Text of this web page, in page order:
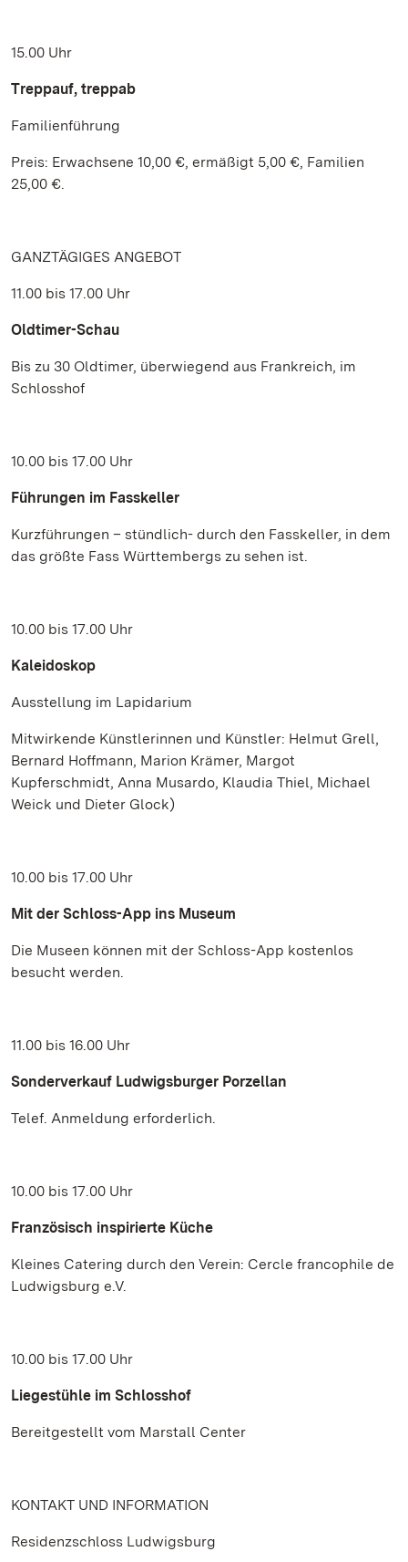
15.00 Uhr
Treppauf, treppab
Familienführung
Preis: Erwachsene 10,00 €, ermäßigt 5,00 €, Familien
25,00 €.
GANZTÄGIGES ANGEBOT
11.00 bis 17.00 Uhr
Oldtimer-Schau
Bis zu 30 Oldtimer, überwiegend aus Frankreich, im
Schlosshof
10.00 bis 17.00 Uhr
Führungen im Fasskeller
Kurzführungen – stündlich- durch den Fasskeller, in dem
das größte Fass Württembergs zu sehen ist.
10.00 bis 17.00 Uhr
Kaleidoskop
Ausstellung im Lapidarium
Mitwirkende Künstlerinnen und Künstler: Helmut Grell,
Bernard Hoffmann, Marion Krämer, Margot
Kupferschmidt, Anna Musardo, Klaudia Thiel, Michael
Weick und Dieter Glock)
10.00 bis 17.00 Uhr
Mit der Schloss-App ins Museum
Die Museen können mit der Schloss-App kostenlos
besucht werden.
11.00 bis 16.00 Uhr
Sonderverkauf Ludwigsburger Porzellan
Telef. Anmeldung erforderlich.
10.00 bis 17.00 Uhr
Französisch inspirierte Küche
Kleines Catering durch den Verein: Cercle francophile de
Ludwigsburg e.V.
10.00 bis 17.00 Uhr
Liegestühle im Schlosshof
Bereitgestellt vom Marstall Center
KONTAKT UND INFORMATION
Residenzschloss Ludwigsburg